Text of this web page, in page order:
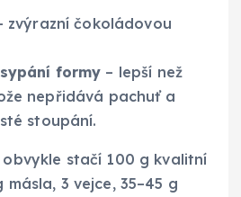
zvýrazní čokoládovou
formy – lepší než
nepřidává pachuť a
stoupání.
stačí 100 g kvalitní
3 vejce, 35–45 g